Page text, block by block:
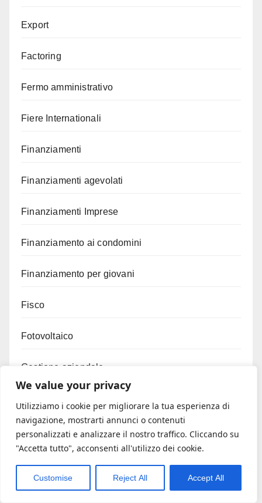
We value your privacy
Utilizziamo i cookie per migliorare la tua esperienza di
navigazione, mostrarti annunci o contenuti
personalizzati e analizzare il nostro traffico. Cliccando su
"Accetta tutto", acconsenti all'utilizzo dei cookie.
Customise Reject All Accept All
Export
Factoring
Fermo amministrativo
Fiere Internationali
Finanziamenti
Finanziamenti agevolati
Finanziamenti Imprese
Finanziamento ai condomini
Finanziamento per giovani
Fisco
Fotovoltaico
Gestione aziendale
Green digitale
Immobiliare